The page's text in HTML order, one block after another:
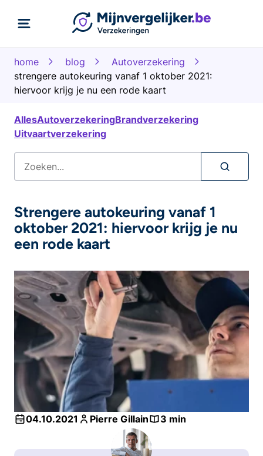
home blog
Autoverzekering
strengere autokeuring vanaf 1 oktober 2021:
hiervoor krijg je nu een rode kaart
AllesAutoverzekeringBrandverzekering
Uitvaartverzekering
Strengere autokeuring vanaf 1
oktober 2021: hiervoor krijg je nu
een rode kaart
04.10.2021 Pierre Gillain 3 min